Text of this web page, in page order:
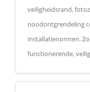
veiligheidsrand,
noodontgrendeling
installatienormen.
functionerende,